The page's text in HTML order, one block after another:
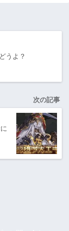
うよ？
次の記事